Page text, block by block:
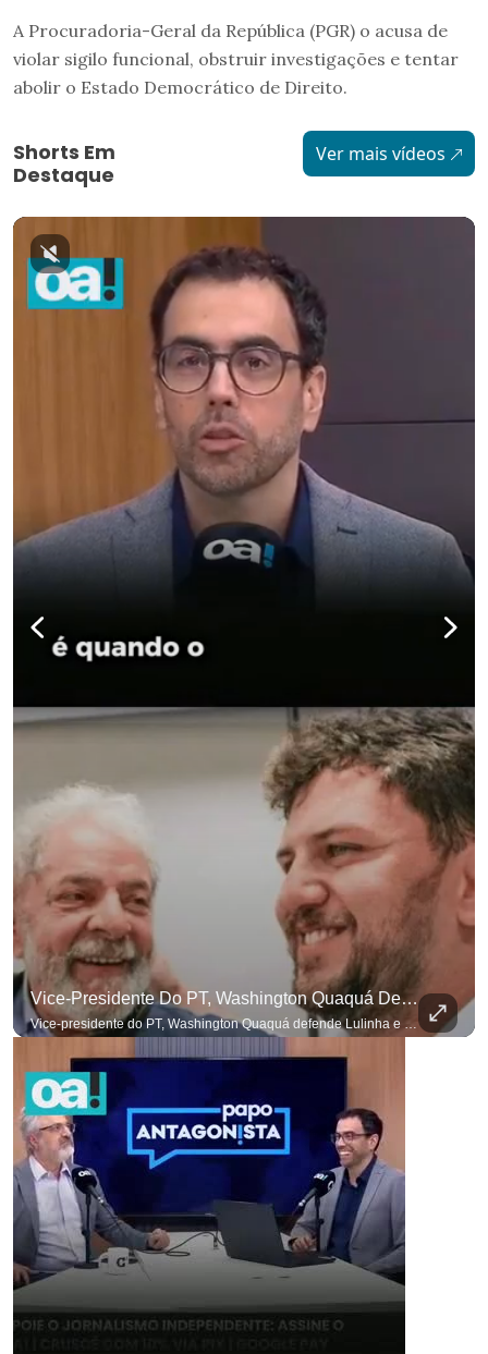
A Procuradoria-Geral da República (PGR) o acusa de
violar sigilo funcional, obstruir investigações e tentar
abolir o Estado Democrático de Direito.
Shorts Em
Destaque
Ver mais vídeos
Vice-Presidente Do PT, Washington Quaquá Defende Lulinha E Diz Que Ele Vive Em Condições Precárias
Vice-presidente do PT, Washington Quaquá defende Lulinha e diz que ele vive em condições espartanas na Espanha. #OAntagonista Se você busca informação com credibilidade, inscreva-se agora e ative o